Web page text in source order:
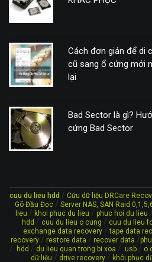
Cách đơn giản để di
cũ sang ổ cứng mới
lại
Bad Sector là gì?
cứng Bad Sector
cuu du lieu hdd / Cứu dữ liệu DRCare
Gõ Đầu Đọc/ Server NAS, SAN Raid
lieu / khoi phuc du lieu / phuc hoi du lieu /
hdd / cuu du lieu o cung / cuu du lieu
exchange data recovery/tape data
recovery / restore data / recover data /
/ hdd / du lieu quan trong bi xoa / usb / o
dữ liệu / drive recovery / khôi phục